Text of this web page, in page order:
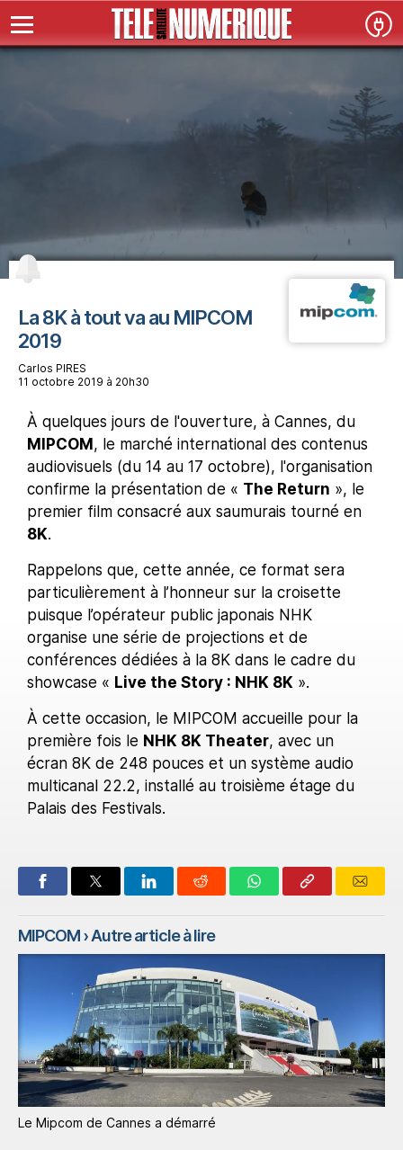
La 8K à tout va au MIPCOM
2019
Carlos PIRES
11 octobre 2019 à 20h30
À quelques jours de l'ouverture, à Cannes, du
MIPCOM , le marché international des contenus
audiovisuels (du 14 au 17 octobre), l'organisation
confirme la présentation de « The Return », le
premier film consacré aux saumurais tourné en
8K.
Rappelons que, cette année, ce format sera
particulièrement à l’honneur sur la croisette
puisque l’opérateur public japonais NHK
organise une série de projections et de
conférences dédiées à la 8K dans le cadre du
showcase « Live the Story : NHK 8K ».
À cette occasion, le MIPCOM accueille pour la
première fois le NHK 8K Theater, avec un
écran 8K de 248 pouces et un système audio
multicanal 22.2, installé au troisième étage du
Palais des Festivals.
MIPCOM› Autre article à lire
Le Mipcom de Cannes a démarré